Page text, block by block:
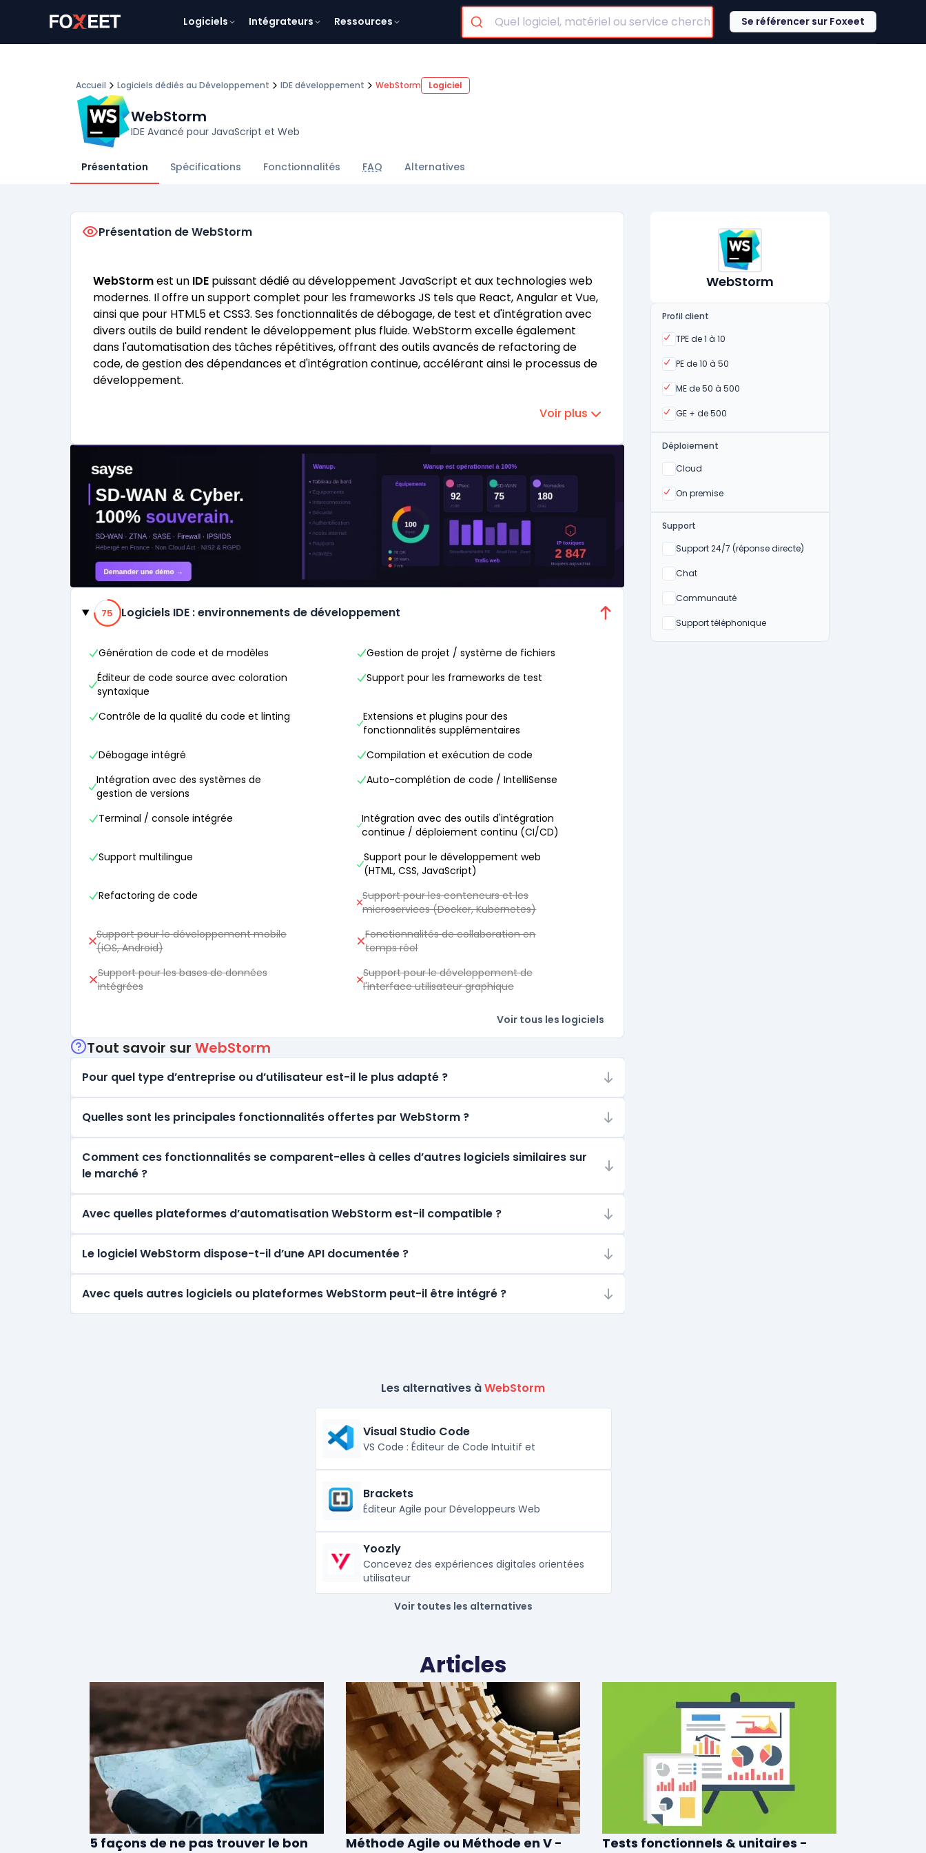
Logiciels Intégrateurs Ressources Se référencer sur Foxeet
Accueil Logiciels dédiés au Développement IDE développement WebStorm Logiciel
WebStorm
IDE Avancé pour JavaScript et Web
Présentation Spécifications Fonctionnalités FAQ Alternatives
WebStorm
Profil client
TPE de 1 à 10
Oui
PE de 10 à 50
Oui
ME de 50 à 500
Oui
GE + de 500
Oui
Déploiement
Cloud
Oui
On premise
Oui
Support
Support 24/7 (réponse directe)
Non
Chat
Non
Communauté
Non
Support téléphonique
Non
Présentation de WebStorm
WebStormest un IDE puissant dédié au développement JavaScript et aux technologies web
modernes. Il offre un support complet pour les frameworks JS tels que React, Angular et Vue,
ainsi que pour HTML5 et CSS3. Ses fonctionnalités de débogage, de test et d'intégration avec
divers outils de build rendent le développement plus fluide. WebStorm excelle également
dans l'automatisation des tâches répétitives, offrant des outils avancés de refactoring de
code, de gestion des dépendances et d'intégration continue, accélérant ainsi le processus de
développement.
Voir plus
Catégories
75% de compatibilité
75 Logiciels IDE : environnements de développement
Génération de code et de modèles
Gestion de projet / système de fichiers
Éditeur de code source avec coloration
syntaxique
Support pour les frameworks de test
Contrôle de la qualité du code et linting
Extensions et plugins pour des
fonctionnalités supplémentaires
Débogage intégré
Compilation et exécution de code
Intégration avec des systèmes de
gestion de versions
Auto-complétion de code / IntelliSense
Terminal / console intégrée
Intégration avec des outils d'intégration
continue / déploiement continu (CI/CD)
Support multilingue
Support pour le développement web
(HTML, CSS, JavaScript)
Refactoring de code
Support pour les conteneurs et les
microservices (Docker, Kubernetes)
Support pour le développement mobile
(iOS, Android)
Fonctionnalités de collaboration en
temps réel
Support pour les bases de données
intégrées
Support pour le développement de
l'interface utilisateur graphique
Voir tous les logiciels
Tout savoir sur WebStorm
Pour quel type d’entreprise ou d’utilisateur est-il le plus adapté ?
Quelles sont les principales fonctionnalités offertes par WebStorm ?
Comment ces fonctionnalités se comparent-elles à celles d’autres logiciels similaires sur
le marché ?
Avec quelles plateformes d’automatisation WebStorm est-il compatible ?
Le logiciel WebStorm dispose-t-il d’une API documentée ?
Avec quels autres logiciels ou plateformes WebStorm peut-il être intégré ?
Les alternatives àWebStorm
Visual Studio Code
VS Code : Éditeur de Code Intuitif et
Brackets
Éditeur Agile pour Développeurs Web
Yoozly
Concevez des expériences digitales orientées
utilisateur
Voir toutes les alternatives
Articles
5 façons de ne pas trouver le bon
Méthode Agile ou Méthode en V -
Tests fonctionnels & unitaires -